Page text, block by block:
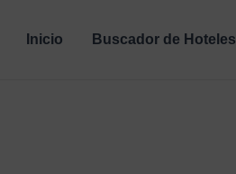
Inicio Buscador de Hoteles